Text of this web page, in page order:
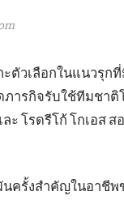
ตัวเลือกในแนวรุก
ภารกิจรับใช้ทีมชาติ
ะ โรดรีโก้ โกเอส
ครั้งสำคัญในอาชีพข